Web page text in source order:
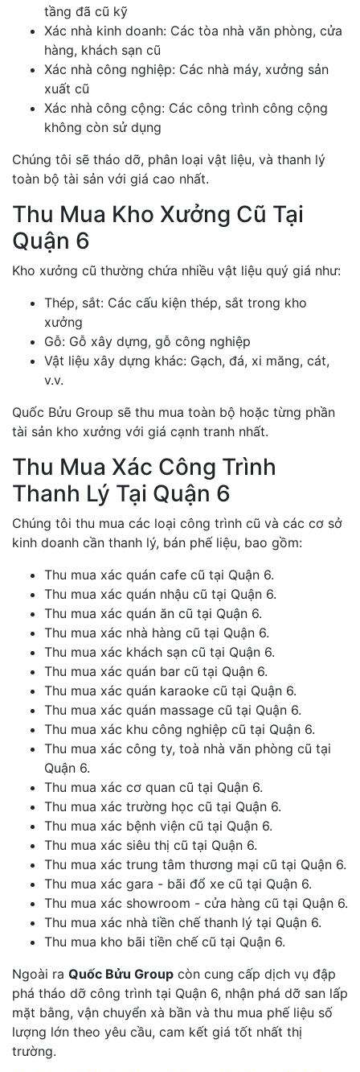
tầng đã cũ kỹ
Xác nhà kinh doanh: Các tòa nhà văn phòng, cửa
hàng, khách sạn cũ
Xác nhà công nghiệp: Các nhà máy, xưởng sản
xuất cũ
Xác nhà công cộng: Các công trình công cộng
không còn sử dụng
Chúng tôi sẽ tháo dỡ, phân loại vật liệu, và thanh lý
toàn bộ tài sản với giá cao nhất.
Thu Mua Kho Xưởng Cũ Tại
Quận 6
Kho xưởng cũ thường chứa nhiều vật liệu quý giá như:
Thép, sắt: Các cấu kiện thép, sắt trong kho
xưởng
Gỗ: Gỗ xây dựng, gỗ công nghiệp
Vật liệu xây dựng khác: Gạch, đá, xi măng, cát,
v.v.
Quốc Bửu Group sẽ thu mua toàn bộ hoặc từng phần
tài sản kho xưởng với giá cạnh tranh nhất.
Thu Mua Xác Công Trình
Thanh Lý Tại Quận 6
Chúng tôi thu mua các loại công trình cũ và các cơ sở
kinh doanh cần thanh lý, bán phế liệu, bao gồm:
Thu mua xác quán cafe cũ tại Quận 6.
Thu mua xác quán nhậu cũ tại Quận 6.
Thu mua xác quán ăn cũ tại Quận 6.
Thu mua xác nhà hàng cũ tại Quận 6.
Thu mua xác khách sạn cũ tại Quận 6.
Thu mua xác quán bar cũ tại Quận 6.
Thu mua xác quán karaoke cũ tại Quận 6.
Thu mua xác quán massage cũ tại Quận 6.
Thu mua xác khu công nghiệp cũ tại Quận 6.
Thu mua xác công ty, toà nhà văn phòng cũ tại
Quận 6.
Thu mua xác cơ quan cũ tại Quận 6.
Thu mua xác trường học cũ tại Quận 6.
Thu mua xác bệnh viện cũ tại Quận 6.
Thu mua xác siêu thị cũ tại Quận 6.
Thu mua xác trung tâm thương mại cũ tại Quận 6.
Thu mua xác gara - bãi đổ xe cũ tại Quận 6.
Thu mua xác showroom - cửa hàng cũ tại Quận 6.
Thu mua xác nhà tiền chế thanh lý tại Quận 6.
Thu mua kho bãi tiền chế cũ tại Quận 6.
Ngoài ra Quốc Bửu Group còn cung cấp dịch vụ đập
phá tháo dỡ công trình tại Quận 6, nhận phá dỡ san lấp
mặt bằng, vận chuyển xà bần và thu mua phế liệu số
lượng lớn theo yêu cầu, cam kết giá tốt nhất thị
trường.